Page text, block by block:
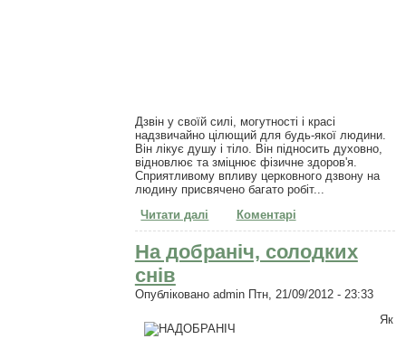
Дзвін у своїй силі, могутності і красі
надзвичайно цілющий для будь-якої людини.
Він лікує душу і тіло. Він підносить духовно,
відновлює та зміцнює фізичне здоров'я.
Сприятливому впливу церковного дзвону на
людину присвячено багато робіт...
Читати далі про Цілюща сила дзвонів
Коментарі
На добраніч, солодких
снів
Опубліковано adminПтн, 21/09/2012 - 23:33
Як